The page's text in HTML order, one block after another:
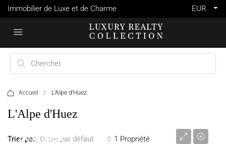
Immobilier de Luxe et de Charme EUR
Accueil L'Alpe d'Huez
L'Alpe d'Huez
1 Propriété
Trier par: Ordre par défaut
2 650 000 €